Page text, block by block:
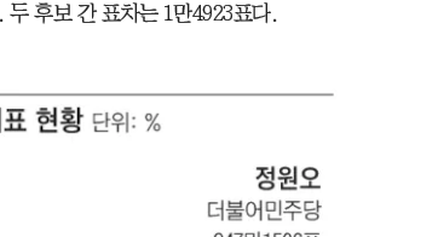
후보 간 표차는 1만4923표다.